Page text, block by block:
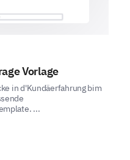
Vorlage
in d'Kundäerfahrung bim
...